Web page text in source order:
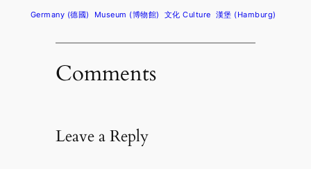
Germany (德國) Museum (博物館) 文化 Culture 漢堡 (Hamburg)
Comments
Leave a Reply